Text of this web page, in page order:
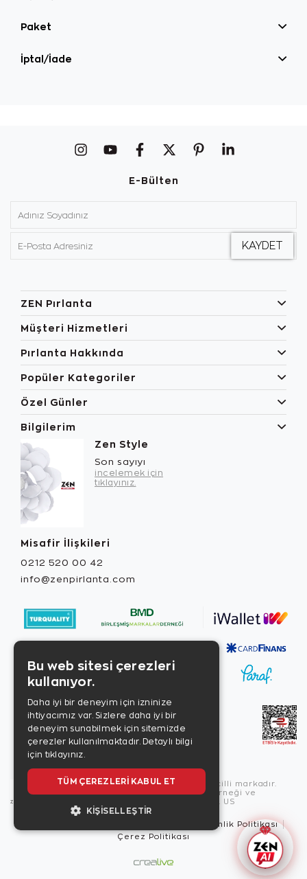
Paket
İptal/İade
E-Bülten
ZEN Pırlanta
Müşteri Hizmetleri
Pırlanta Hakkında
Popüler Kategoriler
Özel Günler
Bilgilerim
Zen Style
Son sayıyı
incelemek için
tıklayınız.
Misafir İlişkileri
0212 520 00 42
info@zenpirlanta.com
Copyright © 2026, Zen Diamond tescilli markadır.
Zen Diamond Birleşmiş Markalar Derneği ve
Turquality Destek Programı üyesidir. US
Güvenlik Politikası
Çerez Politikası
Bu web sitesi çerezleri
kullanıyor.
Daha iyi bir deneyim için izninize
ihtiyacımız var. Sizlere daha iyi bir
deneyim sunabilmek için sitemizde
çerezler kullanılmaktadır. Detaylı bilgi
için tıklayınız.
TÜM ÇEREZLERI KABUL ET
KIŞISELLEŞTIR